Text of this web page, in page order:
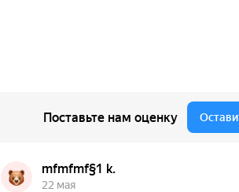
Поставьте нам оценку
mfmfmf§1 k.
22 мая